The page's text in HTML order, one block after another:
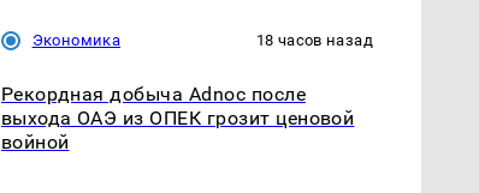
Экономика 18 часов назад
Рекордная добыча Adnoc после
выхода ОАЭ из ОПЕК грозит ценовой
войной